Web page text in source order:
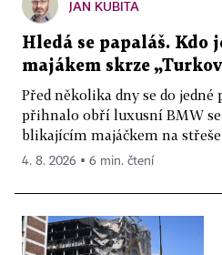
JAN KUBITA
Hledá se papaláš. Kdo
majákem skrze
Před několika dny se do
přihnalo obří luxusní BMW
blikajícím majáčkem na
4. 8. 2026 ▪ 6 min. čtení